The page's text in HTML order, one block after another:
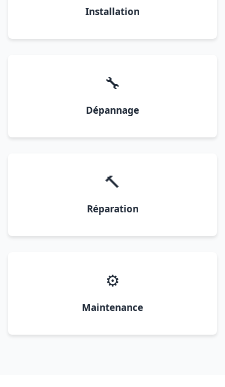
Installation
🔧
Dépannage
🔨
Réparation
⚙️
Maintenance